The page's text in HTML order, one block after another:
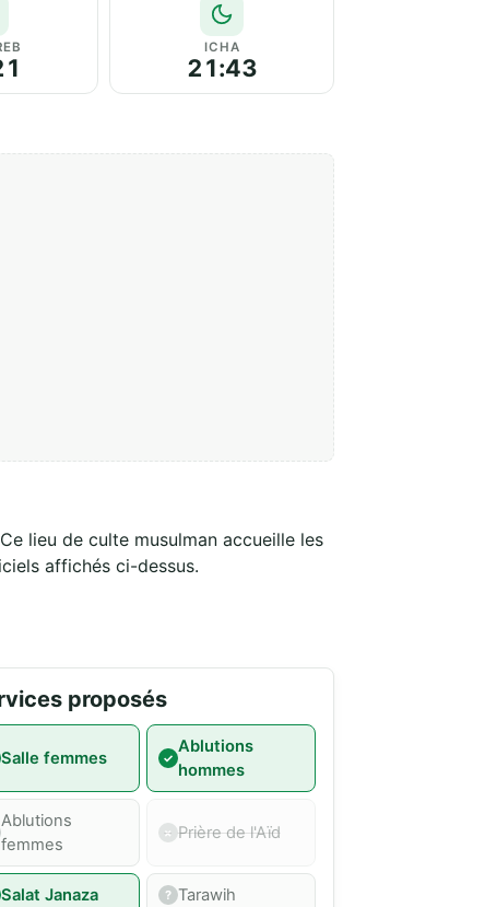
ICHA
21:43
affichés ci-dessus.
proposés
Salle femmes
Ablutions
hommes
Ablutions
femmes
Prière de l'Aïd
Salat Janaza Tarawih